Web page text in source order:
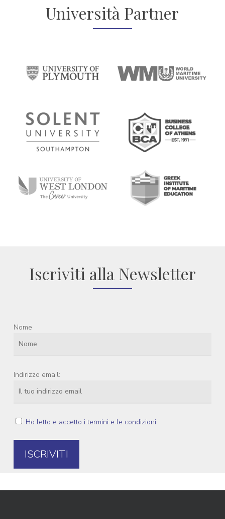
Università Partner
Iscriviti alla Newsletter
Nome
Indirizzo email:
Ho letto e accetto i termini e le condizioni